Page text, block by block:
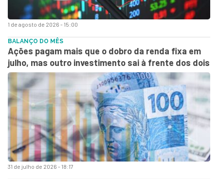
1 de agosto de 2026 - 15:00
31 de julho de 2026 - 18:17
BALANÇO DO MÊS
Ações pagam mais que o dobro da renda fixa em
julho, mas outro investimento sai à frente dos dois